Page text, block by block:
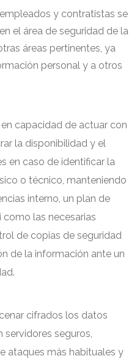
y contratistas se
el área de seguridad de la
áreas pertinentes, ya
personal y a otros
capacidad de actuar con
la disponibilidad y el
en caso de identificar la
o técnico, manteniendo
interno, un plan de
como las necesarias
de copias de seguridad
de la información ante un
cifrados los datos
servidores seguros,
ataques más habituales y